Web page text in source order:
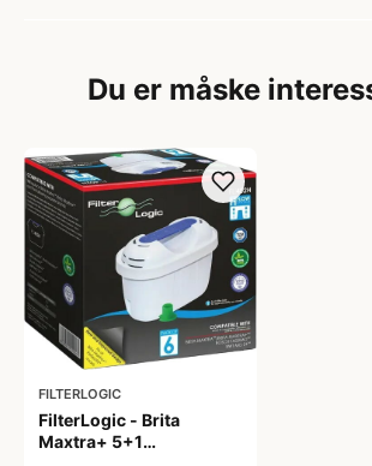
Du er måske
FILTERLOGIC
FilterLogic - Brita
Maxtra+ 5+1